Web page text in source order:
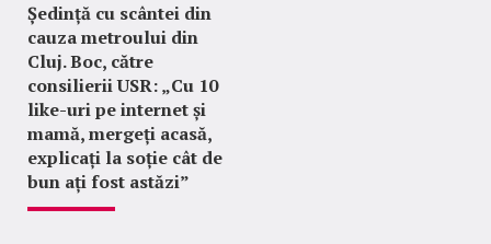
Ședință cu scântei din
cauza metroului din
Cluj. Boc, către
consilierii USR: „Cu 10
like-uri pe internet și
mamă, mergeți acasă,
explicați la soție cât de
bun ați fost astăzi”